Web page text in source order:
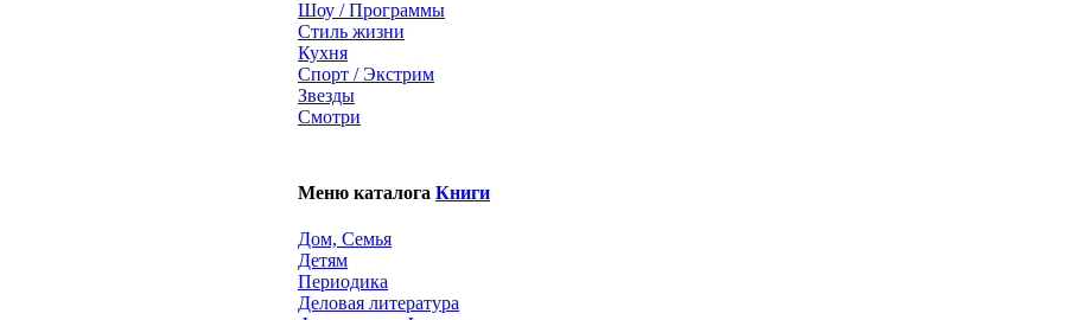
Шоу / Программы
Стиль жизни
Кухня
Спорт / Экстрим
Звезды
Смотри
Меню каталога Книги
Дом, Семья
Детям
Периодика
Деловая литература